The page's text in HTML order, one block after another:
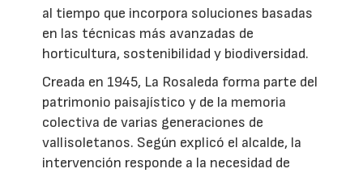
al tiempo que incorpora soluciones basadas
en las técnicas más avanzadas de
horticultura, sostenibilidad y biodiversidad.
Creada en 1945, La Rosaleda forma parte del
patrimonio paisajístico y de la memoria
colectiva de varias generaciones de
vallisoletanos. Según explicó el alcalde, la
intervención responde a la necesidad de